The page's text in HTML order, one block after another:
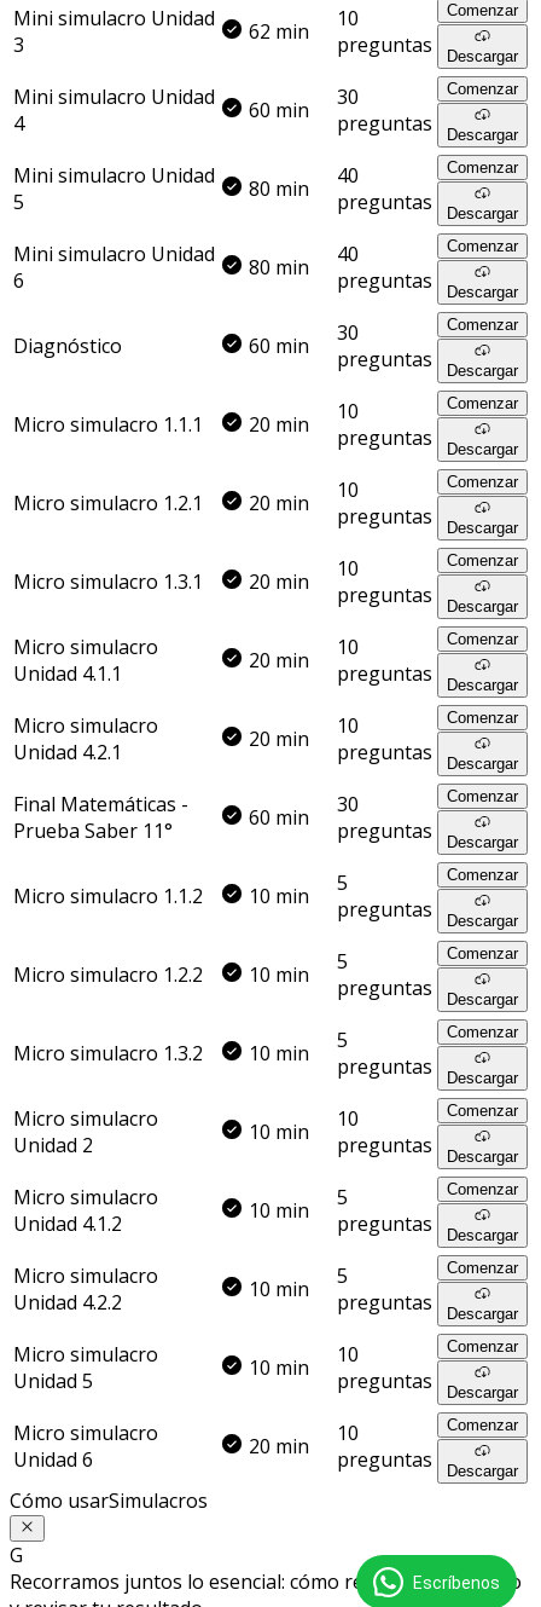
Mini simulacro Unidad
3
62 min
10
preguntas
Comenzar
Descargar
Mini simulacro Unidad
4
60 min
30
preguntas
Comenzar
Descargar
Mini simulacro Unidad
5
80 min
40
preguntas
Comenzar
Descargar
Mini simulacro Unidad
6
80 min
40
preguntas
Comenzar
Descargar
Diagnóstico 60 min
30
preguntas
Comenzar
Descargar
Micro simulacro 1.1.1 20 min
10
preguntas
Comenzar
Descargar
Micro simulacro 1.2.1 20 min
10
preguntas
Comenzar
Descargar
Micro simulacro 1.3.1 20 min
10
preguntas
Comenzar
Descargar
Micro simulacro
Unidad 4.1.1
20 min
10
preguntas
Comenzar
Descargar
Micro simulacro
Unidad 4.2.1
20 min
10
preguntas
Comenzar
Descargar
Final Matemáticas -
Prueba Saber 11°
60 min
30
preguntas
Comenzar
Descargar
Micro simulacro 1.1.2 10 min
5
preguntas
Comenzar
Descargar
Micro simulacro 1.2.2 10 min
5
preguntas
Comenzar
Descargar
Micro simulacro 1.3.2 10 min
5
preguntas
Comenzar
Descargar
Micro simulacro
Unidad 2
10 min
10
preguntas
Comenzar
Descargar
Micro simulacro
Unidad 4.1.2
10 min
5
preguntas
Comenzar
Descargar
Micro simulacro
Unidad 4.2.2
10 min
5
preguntas
Comenzar
Descargar
Micro simulacro
Unidad 5
10 min
10
preguntas
Comenzar
Descargar
Micro simulacro
Unidad 6
20 min
10
preguntas
Comenzar
Descargar
Cómo usarSimulacros
G
Recorramos juntos lo esencial: cómo rendir un simulacro
Escríbenos